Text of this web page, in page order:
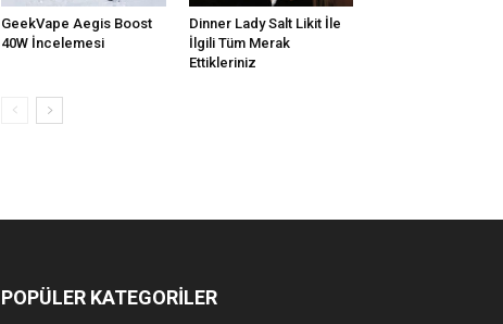
GeekVape Aegis Boost
40W İncelemesi
Dinner Lady Salt Likit İle
İlgili Tüm Merak
Ettikleriniz
POPÜLER KATEGORİLER